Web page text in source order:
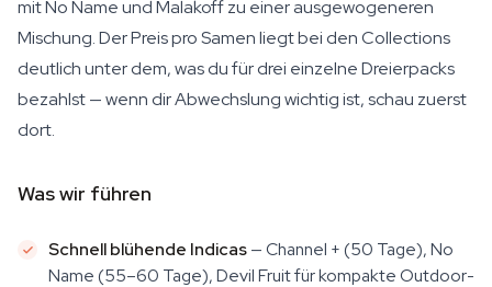
mit No Name und Malakoff zu einer ausgewogeneren
Mischung. Der Preis pro Samen liegt bei den Collections
deutlich unter dem, was du für drei einzelne Dreierpacks
bezahlst — wenn dir Abwechslung wichtig ist, schau zuerst
dort.
Was wir führen
Schnell blühende Indicas— Channel + (50 Tage), No
Name (55–60 Tage), Devil Fruit für kompakte Outdoor-